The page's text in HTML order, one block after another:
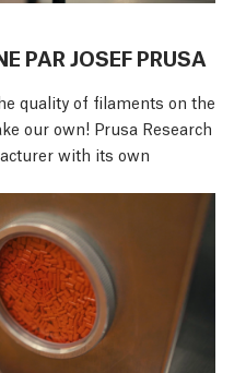
PAR JOSEF PRUSA
quality of filaments on the
our own! Prusa Research
with its own